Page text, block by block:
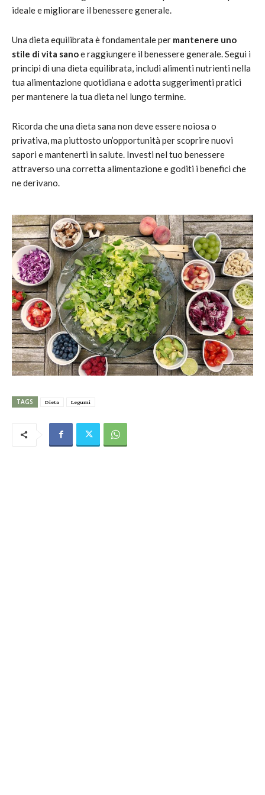
ideale e migliorare il benessere generale.
Una dieta equilibrata è fondamentale per mantenere uno
stile di vita sanoe raggiungere il benessere generale. Segui i
principi di una dieta equilibrata, includi alimenti nutrienti nella
tua alimentazione quotidiana e adotta suggerimenti pratici
per mantenere la tua dieta nel lungo termine.
Ricorda che una dieta sana non deve essere noiosa o
privativa, ma piuttosto un’opportunità per scoprire nuovi
sapori e mantenerti in salute. Investi nel tuo benessere
attraverso una corretta alimentazione e goditi i benefici che
ne derivano.
TAGS Dieta Legumi